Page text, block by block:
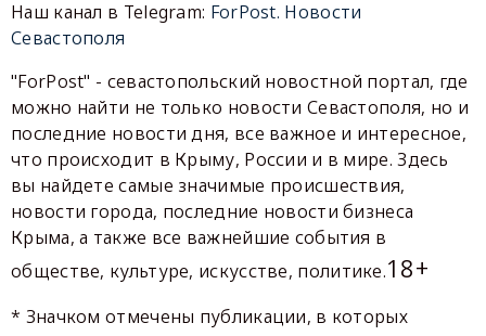
Наш канал в Telegram: ForPost. Новости
Севастополя
"ForPost" - севастопольский новостной портал, где
можно найти не только новости Севастополя, но и
последние новости дня, все важное и интересное,
что происходит в Крыму, России и в мире. Здесь
вы найдете самые значимые происшествия,
новости города, последние новости бизнеса
Крыма, а также все важнейшие события в
обществе, культуре, искусстве, политике.18+
* Значком отмечены публикации, в которых